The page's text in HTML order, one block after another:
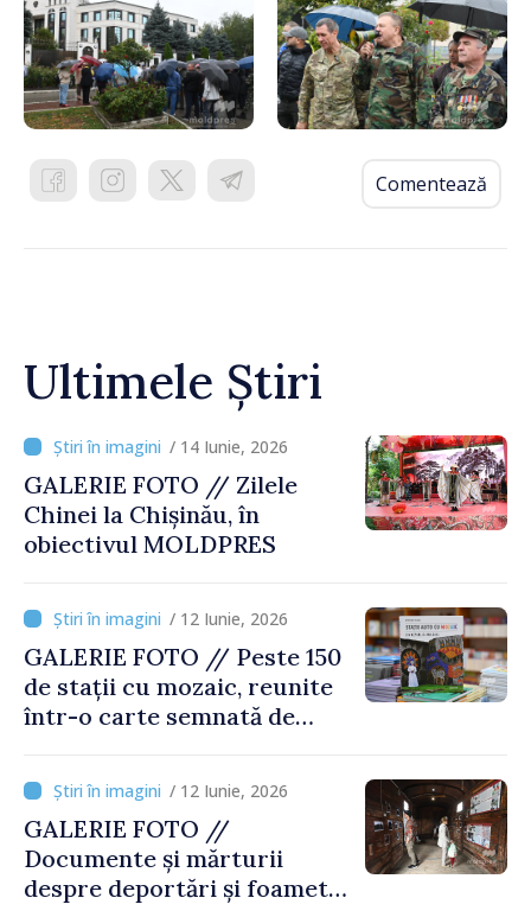
Comentează
Ultimele Știri
/ 14 Iunie, 2026
GALERIE FOTO // Zilele
Chinei la Chișinău, în
obiectivul MOLDPRES
/ 12 Iunie, 2026
GALERIE FOTO // Peste 150
de stații cu mozaic, reunite
într-o carte semnată de
/ 12 Iunie, 2026
GALERIE FOTO //
Documente și mărturii
despre deportări și foamete,